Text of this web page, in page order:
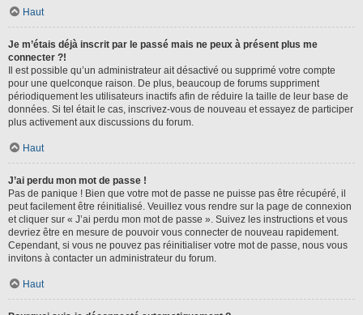
Haut
Je m’étais déjà inscrit par le passé mais ne peux à présent plus me
connecter ?!
Il est possible qu’un administrateur ait désactivé ou supprimé votre compte
pour une quelconque raison. De plus, beaucoup de forums suppriment
périodiquement les utilisateurs inactifs afin de réduire la taille de leur base de
données. Si tel était le cas, inscrivez-vous de nouveau et essayez de participer
plus activement aux discussions du forum.
Haut
J’ai perdu mon mot de passe !
Pas de panique ! Bien que votre mot de passe ne puisse pas être récupéré, il
peut facilement être réinitialisé. Veuillez vous rendre sur la page de connexion
et cliquer sur « J’ai perdu mon mot de passe ». Suivez les instructions et vous
devriez être en mesure de pouvoir vous connecter de nouveau rapidement.
Cependant, si vous ne pouvez pas réinitialiser votre mot de passe, nous vous
invitons à contacter un administrateur du forum.
Haut